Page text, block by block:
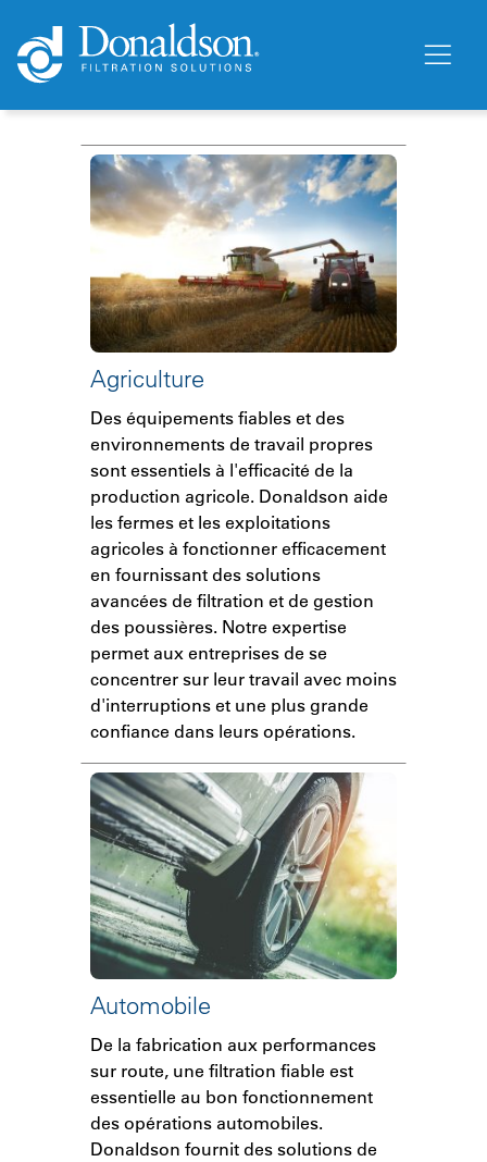
Agriculture
Des équipements fiables et des
environnements de travail propres
sont essentiels à l'efficacité de la
production agricole. Donaldson aide
les fermes et les exploitations
agricoles à fonctionner efficacement
en fournissant des solutions
avancées de filtration et de gestion
des poussières. Notre expertise
permet aux entreprises de se
concentrer sur leur travail avec moins
d'interruptions et une plus grande
confiance dans leurs opérations.
Automobile
De la fabrication aux performances
sur route, une filtration fiable est
essentielle au bon fonctionnement
des opérations automobiles.
Donaldson fournit des solutions de